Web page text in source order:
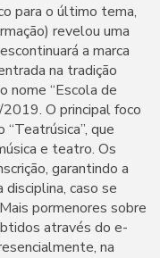
para o último tema,
revelou uma
a marca
na tradição
nome “Escola de
O principal foco
que
e teatro. Os
garantindo a
caso se
pormenores sobre
através do e-
na